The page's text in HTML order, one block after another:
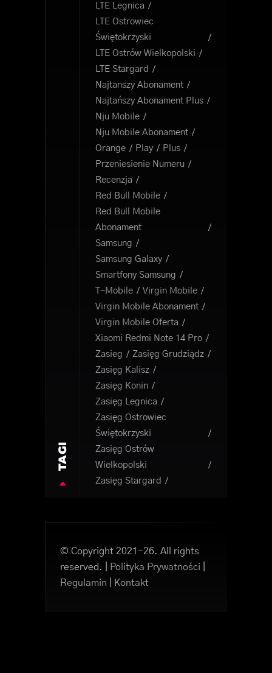
TAGI
LTE Legnica
LTE Ostrowiec
Świętokrzyski
LTE Ostrów Wielkopolski
LTE Stargard
Najtanszy Abonament
Najtańszy Abonament Plus
Nju Mobile
Nju Mobile Abonament
Orange
Play
Plus
Przeniesienie Numeru
Recenzja
Red Bull Mobile
Red Bull Mobile
Abonament
Samsung
Samsung Galaxy
Smartfony Samsung
T-Mobile
Virgin Mobile
Virgin Mobile Abonament
Virgin Mobile Oferta
Xiaomi Redmi Note 14 Pro
Zasieg
Zasięg Grudziądz
Zasięg Kalisz
Zasięg Konin
Zasięg Legnica
Zasięg Ostrowiec
Świętokrzyski
Zasięg Ostrów
Wielkopolski
Zasięg Stargard
© Copyright 2021-26. All rights
reserved. |
Polityka Prywatności
Regulamin
Kontakt